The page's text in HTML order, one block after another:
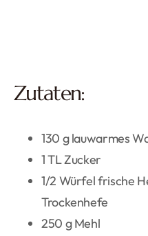
Zutaten:
130 g lauwarmes
1 TL Zucker
1/2 Würfel frische
Trockenhefe
250 g Mehl